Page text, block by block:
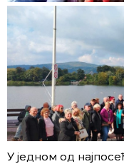
У једном од